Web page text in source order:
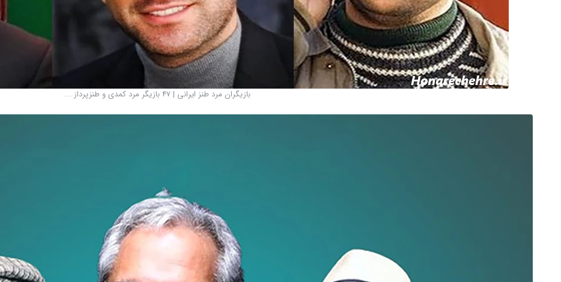
بازیگران مرد طنز ایرانی | 47 بازیگر مرد کمدی و طنزپرداز ...